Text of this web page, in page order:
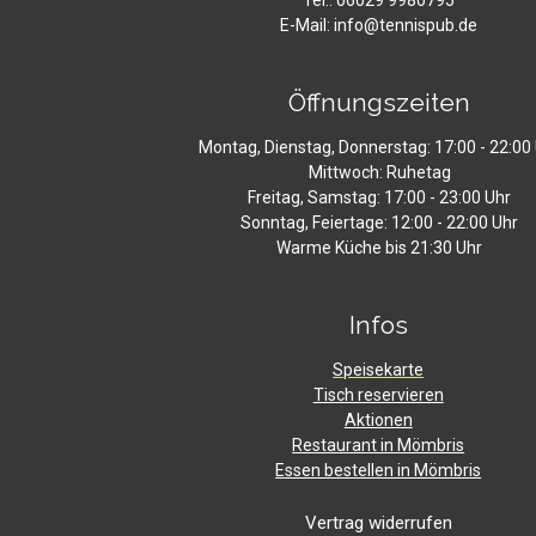
E-Mail: info@tennispub.de
Öffnungszeiten
Montag, Dienstag, Donnerstag: 17:00 - 22:00
Mittwoch: Ruhetag
Freitag, Samstag: 17:00 - 23:00 Uhr
Sonntag, Feiertage: 12:00 - 22:00 Uhr
Warme Küche bis 21:30 Uhr
Infos
Speisekarte
Tisch reservieren
Aktionen
Restaurant in Mömbris
Essen bestellen in Mömbris
Vertrag widerrufen